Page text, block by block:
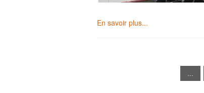
En savoir plus...